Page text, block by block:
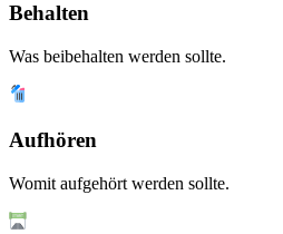
Behalten
Was beibehalten werden sollte.
Aufhören
Womit aufgehört werden sollte.